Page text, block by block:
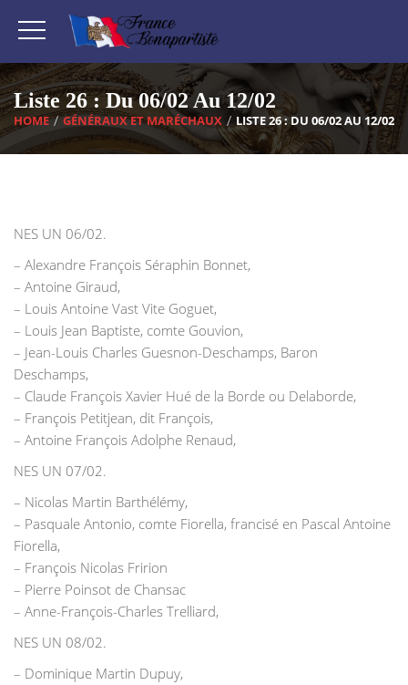
Liste 26 : Du 06/02 Au 12/02
HOME GÉNÉRAUX ET MARÉCHAUX LISTE 26 : DU 06/02 AU 12/02
NES UN 06/02.
– Alexandre François Séraphin Bonnet,
– Antoine Giraud,
– Louis Antoine Vast Vite Goguet,
– Louis Jean Baptiste, comte Gouvion,
– Jean-Louis Charles Guesnon-Deschamps, Baron
Deschamps,
– Claude François Xavier Hué de la Borde ou Delaborde,
– François Petitjean, dit François,
– Antoine François Adolphe Renaud,
NES UN 07/02.
– Nicolas Martin Barthélémy,
– Pasquale Antonio, comte Fiorella, francisé en Pascal Antoine
Fiorella,
– François Nicolas Fririon
– Pierre Poinsot de Chansac
– Anne-François-Charles Trelliard,
NES UN 08/02.
– Dominique Martin Dupuy,